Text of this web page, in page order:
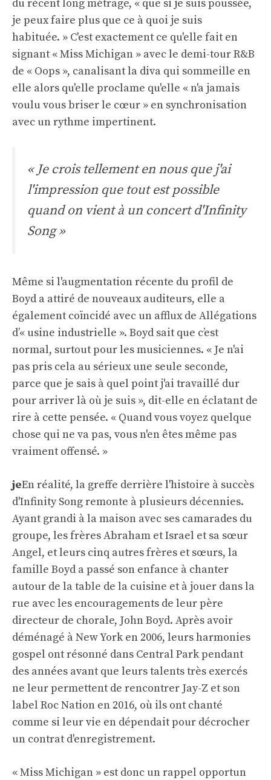
du récent long métrage, « que si je suis poussée,
je peux faire plus que ce à quoi je suis
habituée. » C'est exactement ce qu'elle fait en
signant « Miss Michigan » avec le demi-tour R&B
de « Oops », canalisant la diva qui sommeille en
elle alors qu'elle proclame qu'elle « n'a jamais
voulu vous briser le cœur » en synchronisation
avec un rythme impertinent.
« Je crois tellement en nous que j'ai
l'impression que tout est possible
quand on vient à un concert d'Infinity
Song »
Même si l'augmentation récente du profil de
Boyd a attiré de nouveaux auditeurs, elle a
également coïncidé avec un afflux de Allégations
d’« usine industrielle ». Boyd sait que c’est
normal, surtout pour les musiciennes. « Je n'ai
pas pris cela au sérieux une seule seconde,
parce que je sais à quel point j'ai travaillé dur
pour arriver là où je suis », dit-elle en éclatant de
rire à cette pensée. « Quand vous voyez quelque
chose qui ne va pas, vous n'en êtes même pas
vraiment offensé. »
jeEn réalité, la greffe derrière l'histoire à succès
d'Infinity Song remonte à plusieurs décennies.
Ayant grandi à la maison avec ses camarades du
groupe, les frères Abraham et Israel et sa sœur
Angel, et leurs cinq autres frères et sœurs, la
famille Boyd a passé son enfance à chanter
autour de la table de la cuisine et à jouer dans la
rue avec les encouragements de leur père
directeur de chorale, John Boyd. Après avoir
déménagé à New York en 2006, leurs harmonies
gospel ont résonné dans Central Park pendant
des années avant que leurs talents très exercés
ne leur permettent de rencontrer Jay-Z et son
label Roc Nation en 2016, où ils ont chanté
comme si leur vie en dépendait pour décrocher
un contrat d'enregistrement.
« Miss Michigan » est donc un rappel opportun